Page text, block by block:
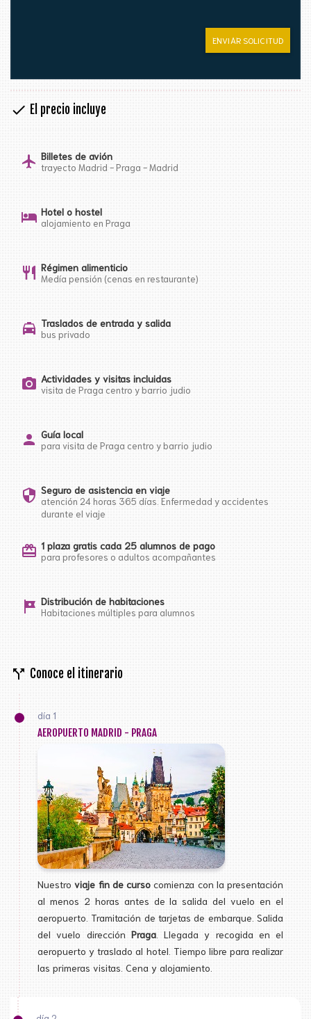
ENVIAR SOLICITUD
check El precio incluye
flight Billetes de avión
trayecto Madrid - Praga - Madrid
hotel Hotel o hostel
alojamiento en Praga
restaurant Régimen alimenticio
Medía pensión (cenas en restaurante)
local_taxi Traslados de entrada y salida
bus privado
photo_camera Actividades y visitas incluidas
visita de Praga centro y barrio judio
person Guía local
para visita de Praga centro y barrio judio
security Seguro de asistencia en viaje
atención 24 horas 365 días. Enfermedad y accidentes
durante el viaje
card_giftcard 1 plaza gratis cada 25 alumnos de pago
para profesores o adultos acompañantes
tour Distribución de habitaciones
Habitaciones múltiples para alumnos
call_split Conoce el itinerario
día 1
AEROPUERTO MADRID - PRAGA
Nuestroviaje fin de curso comienza con la presentación
al menos 2 horas antes de la salida del vuelo en el
aeropuerto. Tramitación de tarjetas de embarque. Salida
del vuelo dirección Praga. Llegada y recogida en el
aeropuerto y traslado al hotel. Tiempo libre para realizar
las primeras visitas. Cena y alojamiento.